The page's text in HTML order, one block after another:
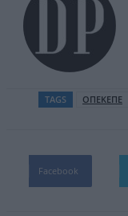
TAGS ΟΠΕΚΕΠΕ
Facebook